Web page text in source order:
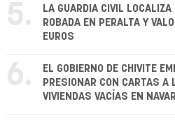
5.
LA GUARDIA CIVIL
ROBADA EN PERALTA Y
EUROS
6.
EL GOBIERNO DE CHIVITE
PRESIONAR CON CARTAS A
VIVIENDAS VACÍAS EN